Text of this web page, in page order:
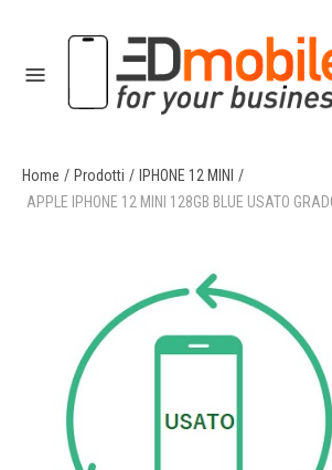
Home / Prodotti / IPHONE 12 MINI /
APPLE IPHONE 12 MINI 128GB BLUE USATO